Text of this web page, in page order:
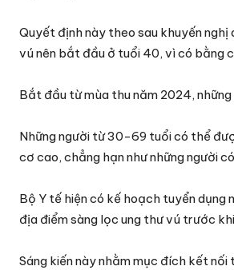
Quyết định này theo sau khuyến
vú nên bắt đầu ở tuổi 40, vì có bằng
Bắt đầu từ mùa thu năm 2024,
Những người từ 30-69 tuổi có thể
cơ cao, chẳng hạn như những người
Bộ Y tế hiện có kế hoạch tuyển
địa điểm sàng lọc ung thư vú trước
Sáng kiến này nhằm mục đích kết